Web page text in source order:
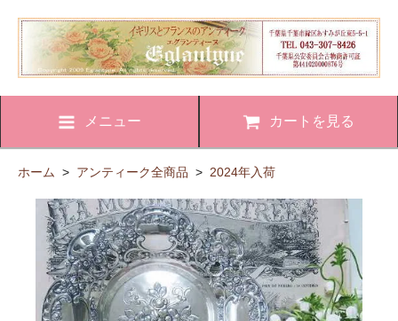
メニュー カートを見る
ホーム > アンティーク全商品 > 2024年入荷